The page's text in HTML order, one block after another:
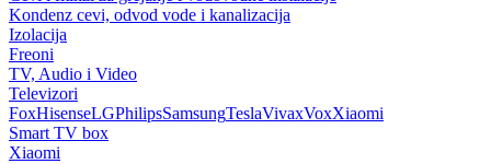
Kondenz cevi, odvod vode i kanalizacija
Izolacija
Freoni
TV, Audio i Video
Televizori
FoxHisenseLGPhilipsSamsungTeslaVivaxVoxXiaomi
Smart TV box
Xiaomi